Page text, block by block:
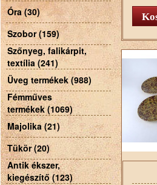
Óra (30)
Szobor (159)
Szőnyeg, falikárpit,
textília (241)
Üveg termékek (988)
Fémműves
termékek (1069)
Majolika (21)
Tükör (20)
Antik ékszer,
kiegészítő (123)